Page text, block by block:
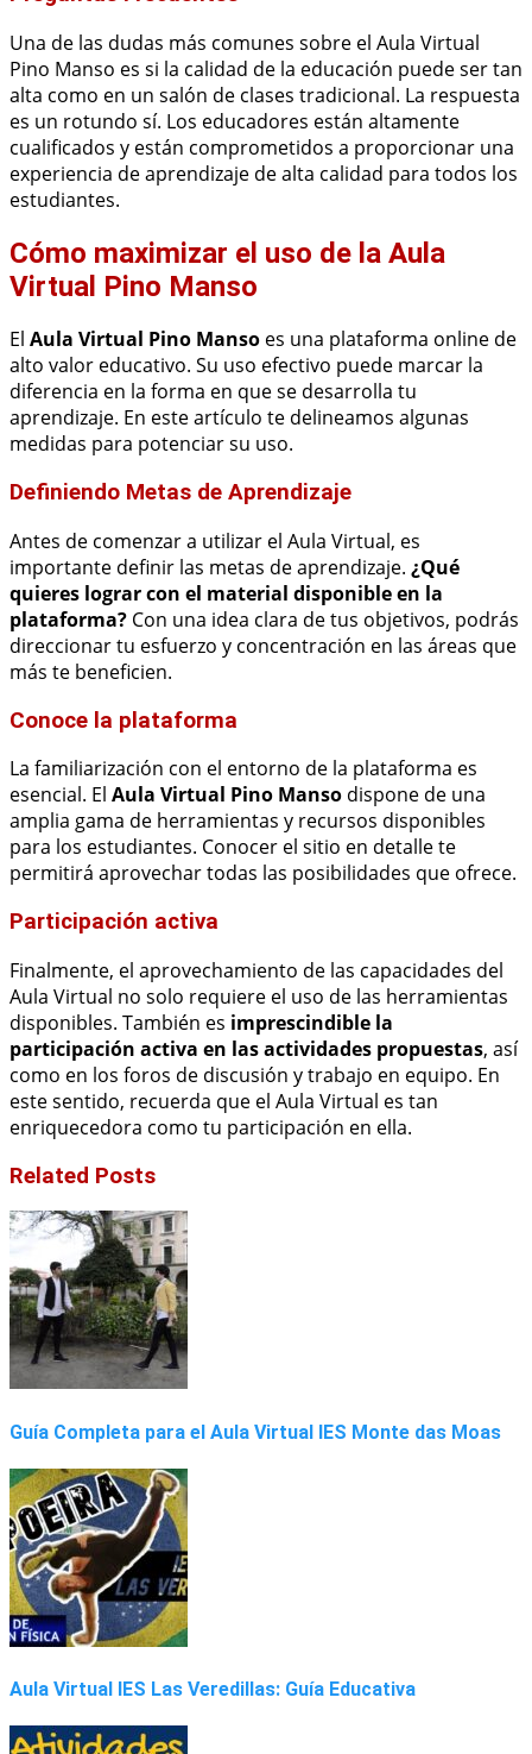
Una de las dudas más comunes sobre el Aula Virtual
Pino Manso es si la calidad de la educación puede ser tan
alta como en un salón de clases tradicional. La respuesta
es un rotundo sí. Los educadores están altamente
cualificados y están comprometidos a proporcionar una
experiencia de aprendizaje de alta calidad para todos los
estudiantes.
Cómo maximizar el uso de la Aula
Virtual Pino Manso
El Aula Virtual Pino Manso es una plataforma online de
alto valor educativo. Su uso efectivo puede marcar la
diferencia en la forma en que se desarrolla tu
aprendizaje. En este artículo te delineamos algunas
medidas para potenciar su uso.
Definiendo Metas de Aprendizaje
Antes de comenzar a utilizar el Aula Virtual, es
importante definir las metas de aprendizaje. ¿Qué
quieres lograr con el material disponible en la
plataforma? Con una idea clara de tus objetivos, podrás
direccionar tu esfuerzo y concentración en las áreas que
más te beneficien.
Conoce la plataforma
La familiarización con el entorno de la plataforma es
esencial. El Aula Virtual Pino Manso dispone de una
amplia gama de herramientas y recursos disponibles
para los estudiantes. Conocer el sitio en detalle te
permitirá aprovechar todas las posibilidades que ofrece.
Participación activa
Finalmente, el aprovechamiento de las capacidades del
Aula Virtual no solo requiere el uso de las herramientas
disponibles. También es imprescindible la
participación activa en las actividades propuestas, así
como en los foros de discusión y trabajo en equipo. En
este sentido, recuerda que el Aula Virtual es tan
enriquecedora como tu participación en ella.
Related Posts
Guía Completa para el Aula Virtual IES Monte das Moas
Aula Virtual IES Las Veredillas: Guía Educativa